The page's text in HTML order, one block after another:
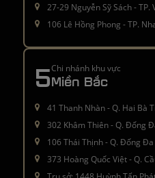
27-29 Nguyễn Sỹ Sách - TP.
106 Lê Hồng Phong - TP.
5Chi nhánh khu vực
Miền Bắc
41 Thanh Nhàn - Q. Hai Bà
302 Khâm Thiên - Q. Đống
106 Thái Thịnh - Q. Đống Đa
373 Hoàng Quốc Việt - Q.